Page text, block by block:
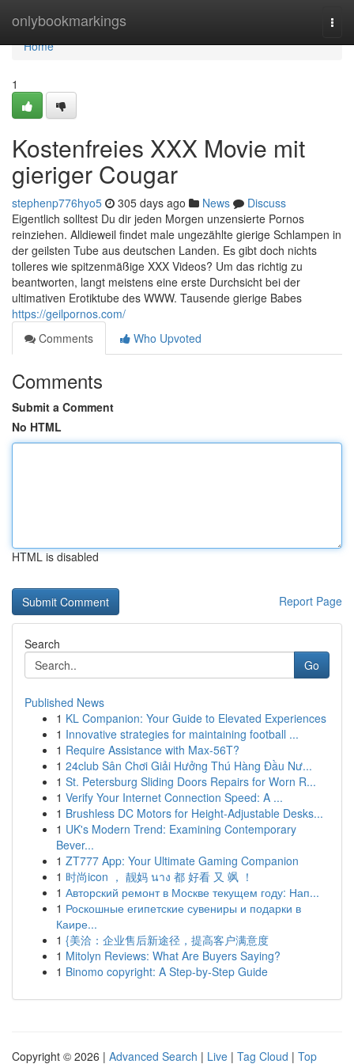
onlybookmarkings
Home
Home
1
Kostenfreies XXX Movie mit
gieriger Cougar
stephenp776hyo5 305 days ago News
Discuss
Eigentlich solltest Du dir jeden Morgen unzensierte Pornos
reinziehen. Alldieweil findet male ungezählte gierige Schlampen in
der geilsten Tube aus deutschen Landen. Es gibt doch nichts
tolleres wie spitzenmäßige XXX Videos? Um das richtig zu
beantworten, langt meistens eine erste Durchsicht bei der
ultimativen Erotiktube des WWW. Tausende gierige Babes
https://geilpornos.com/
Comments
Who Upvoted
Comments
Submit a Comment
No HTML
HTML is disabled
Report Page
Search
Go
Published News
1 KL Companion: Your Guide to Elevated Experiences
1 Innovative strategies for maintaining football ...
1 Require Assistance with Max-56T?
1 24club Sân Chơi Giải Hưởng Thú Hàng Đầu Nư...
1 St. Petersburg Sliding Doors Repairs for Worn R...
1 Verify Your Internet Connection Speed: A ...
1 Brushless DC Motors for Height-Adjustable Desks...
1 UK's Modern Trend: Examining Contemporary
Bever...
1 ZT777 App: Your Ultimate Gaming Companion
1 时尚icon ， 靓妈 นาง 都 好看 又 飒 ！
1 Авторский ремонт в Москве текущем году: Нап...
1 Роскошные египетские сувениры и подарки в
Каире...
1 {美洽：企业售后新途径，提高客户满意度
1 Mitolyn Reviews: What Are Buyers Saying?
1 Binomo copyright: A Step-by-Step Guide
Copyright © 2026 | Advanced Search | Live | Tag Cloud | Top